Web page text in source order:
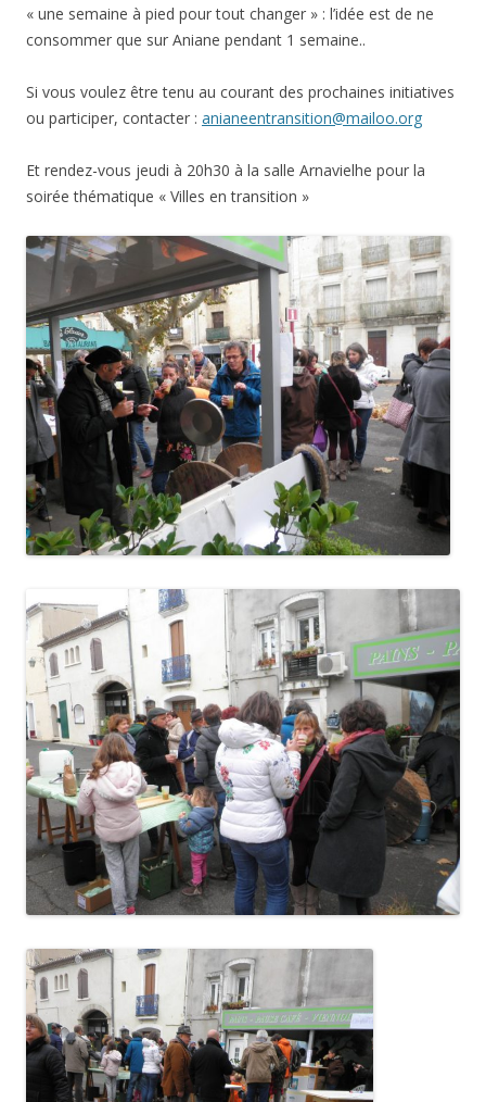
« une semaine à pied pour tout changer » : l’idée est de ne
consommer que sur Aniane pendant 1 semaine..
Si vous voulez être tenu au courant des prochaines initiatives
ou participer, contacter : anianeentransition@mailoo.org
Et rendez-vous jeudi à 20h30 à la salle Arnavielhe pour la
soirée thématique « Villes en transition »